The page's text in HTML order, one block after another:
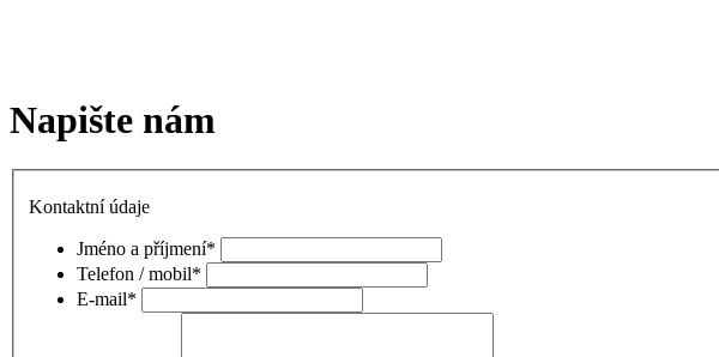
Napište nám
Kontaktní údaje
Jméno a příjmení*
Telefon / mobil*
E-mail*